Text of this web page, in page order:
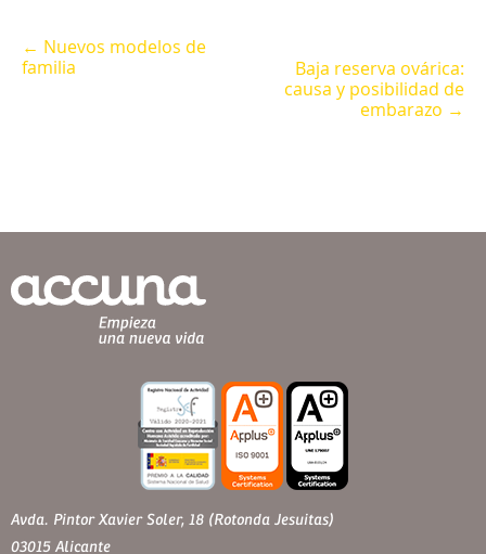
← Nuevos modelos de
familia
Baja reserva ovárica:
causa y posibilidad de
embarazo →
Avda. Pintor Xavier Soler, 18 (Rotonda Jesuitas)
03015 Alicante